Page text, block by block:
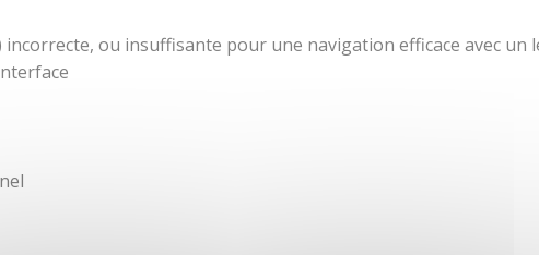
ou insuffisante pour une navigation efficace avec un